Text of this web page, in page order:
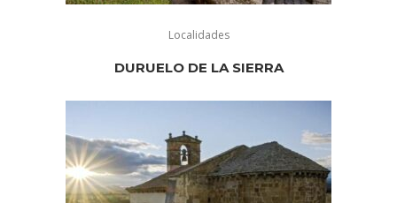
Localidades
DURUELO DE LA SIERRA